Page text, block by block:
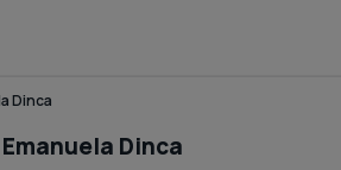
Dinca
Emanuela Dinca